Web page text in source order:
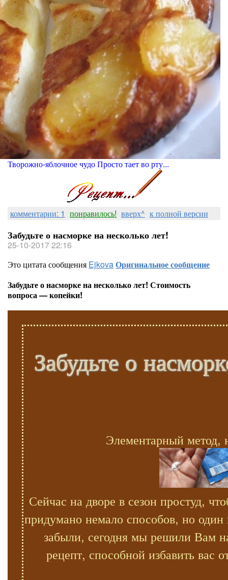
Творожно-яблочное чудо Просто тает во рту...
комментарии: 1 понравилось! вверх^ к полной версии
Забудьте о насморке на несколько лет!
25-10-2017 22:16
Это цитата сообщения EjkovaОригинальное сообщение
Забудьте о насморке на несколько лет! Стоимость
вопроса — копейки!
Забудьте о
Элементарный метод,
Сейчас на дворе в сезон простуд,
придумано немало способов, но
забыли, сегодня мы решили Вам
рецепт, способной избавить вас